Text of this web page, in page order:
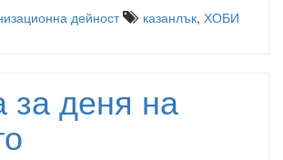
дейност казанлък, ХОБИ
за деня на